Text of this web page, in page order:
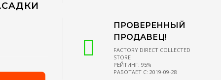
ПРОВЕРЕННЫЙ
ПРОДАВЕЦ!
FACTORY DIRECT COLLECTED
STORE
РЕЙТИНГ: 95%
РАБОТАЕТ С: 2019-09-28